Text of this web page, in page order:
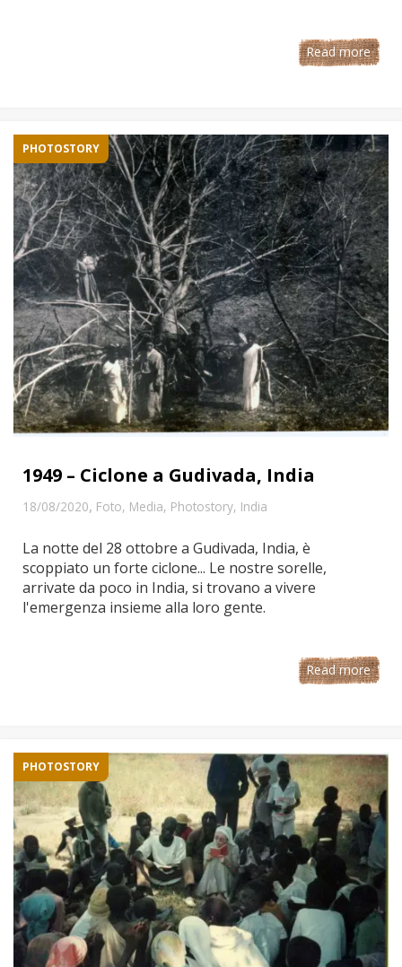
Read more
PHOTOSTORY
1949 – Ciclone a Gudivada, India
18/08/2020, Foto, Media, Photostory, India
La notte del 28 ottobre a Gudivada, India, è
scoppiato un forte ciclone... Le nostre sorelle,
arrivate da poco in India, si trovano a vivere
l'emergenza insieme alla loro gente.
Read more
PHOTOSTORY